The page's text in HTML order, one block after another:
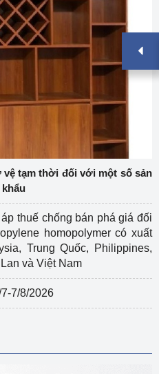
vệ tạm thời đối với một số sản
khẩu
thuế chống bán phá giá đối
homopolymer có xuất
Trung Quốc, Philippines,
và Việt Nam
7/8/2026